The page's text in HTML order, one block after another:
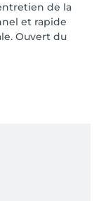
de la
et rapide
Ouvert du